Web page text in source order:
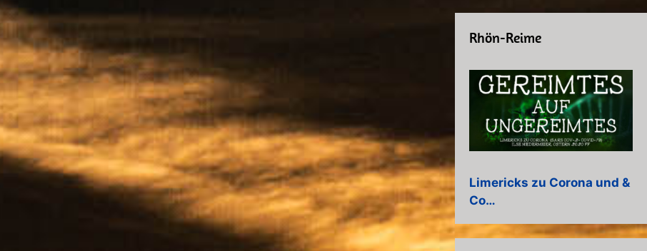
Rhön-Reime
Limericks zu Corona und &
Co…